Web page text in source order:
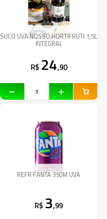
SUCO UVA NOSSO HORTIFRUTI 1,5L
INTEGRAL
R$ 24,90
REFR FANTA 350M UVA
R$ 3,99